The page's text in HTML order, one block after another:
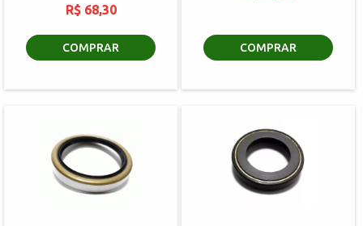
R$ 68,30
COMPRAR COMPRAR